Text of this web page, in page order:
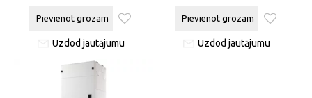
Pievienot grozam
Uzdod jautājumu
Pievienot grozam
Uzdod jautājumu